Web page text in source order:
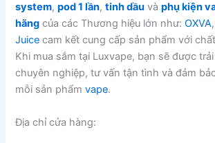
system,pod 1 lần,tinh dầu vàphụ kiện
hãng của các Thương hiệu lớn như:OXVA
Juice cam kết cung cấp sản phẩm với
Khi mua sắm tại Luxvape, bạn sẽ được
chuyên nghiệp, tư vấn tận tình và đảm
mỗi sản phẩmvape.
Địa chỉ cửa hàng: